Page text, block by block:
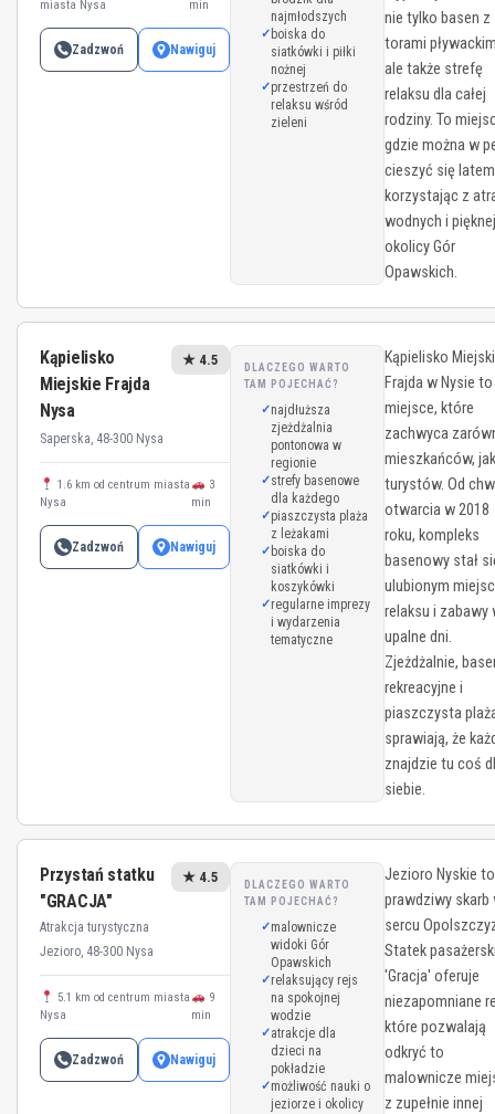
miasta Nysa
min
Zadzwoń Nawiguj
najmłodszych
boiska do
siatkówki i piłki
nożnej
przestrzeń do
relaksu wśród
zieleni
nie tylko basen z
torami
ale także strefę
relaksu dla całej
rodziny. To
gdzie można w
cieszyć się
korzystając z
wodnych i
okolicy Gór
Opawskich.
Kąpielisko
Miejskie Frajda
Nysa
Saperska, 48-300 Nysa
★ 4.5
1.6 km od centrum miasta
Nysa
3
min
Zadzwoń Nawiguj
DLACZEGO WARTO
TAM POJECHAĆ?
najdłuższa
zjeżdżalnia
pontonowa w
regionie
strefy basenowe
dla każdego
piaszczysta plaża
z leżakami
boiska do
siatkówki i
koszykówki
regularne imprezy
i wydarzenia
tematyczne
Kąpielisko
Frajda w Nysie to
miejsce, które
zachwyca
mieszkańców,
turystów. Od
otwarcia w 2018
roku, kompleks
basenowy stał
ulubionym
relaksu i zabawy
upalne dni.
Zjeżdżalnie,
rekreacyjne i
piaszczysta
sprawiają, że
znajdzie tu coś
siebie.
Przystań statku
"GRACJA"
Atrakcja turystyczna
Jezioro, 48-300 Nysa
★ 4.5
5.1 km od centrum miasta
Nysa
9
min
Zadzwoń Nawiguj
DLACZEGO WARTO
TAM POJECHAĆ?
malownicze
widoki Gór
Opawskich
relaksujący rejs
na spokojnej
wodzie
atrakcje dla
dzieci na
pokładzie
możliwość nauki o
jeziorze i okolicy
Jezioro Nyskie to
prawdziwy skarb
sercu
Statek
'Gracja' oferuje
niezapomniane
które pozwalają
odkryć to
malownicze
z zupełnie innej